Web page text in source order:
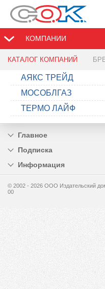
КОМПАНИИ
КАТАЛОГ КОМПАНИЙ
АЯКС ТРЕЙД
МОСОБЛГАЗ
ТЕРМО ЛАЙФ
Главное
Подписка
Информация
© 2002 - 2026 OOO Издательский
00